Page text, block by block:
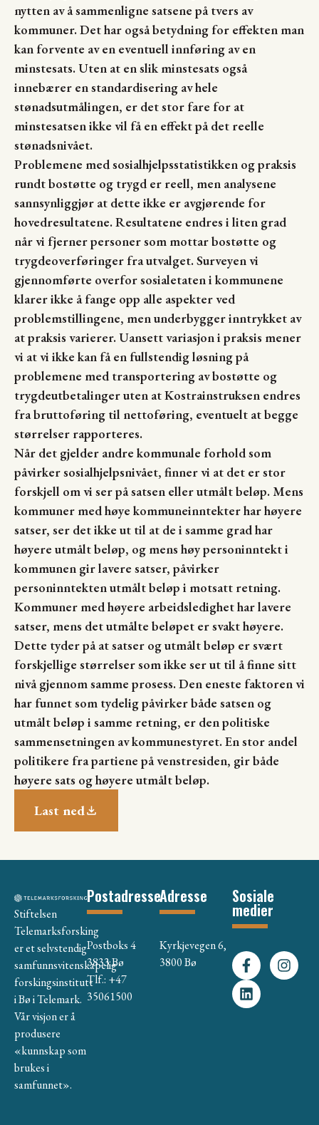
nytten av å sammenligne satsene på tvers av
kommuner. Det har også betydning for effekten man
kan forvente av en eventuell innføring av en
minstesats. Uten at en slik minstesats også
innebærer en standardisering av hele
stønadsutmålingen, er det stor fare for at
minstesatsen ikke vil få en effekt på det reelle
stønadsnivået.
Problemene med sosialhjelpsstatistikken og praksis
rundt bostøtte og trygd er reell, men analysene
sannsynliggjør at dette ikke er avgjørende for
hovedresultatene. Resultatene endres i liten grad
når vi fjerner personer som mottar bostøtte og
trygdeoverføringer fra utvalget. Surveyen vi
gjennomførte overfor sosialetaten i kommunene
klarer ikke å fange opp alle aspekter ved
problemstillingene, men underbygger inntrykket av
at praksis varierer. Uansett variasjon i praksis mener
vi at vi ikke kan få en fullstendig løsning på
problemene med transportering av bostøtte og
trygdeutbetalinger uten at Kostrainstruksen endres
fra bruttoføring til nettoføring, eventuelt at begge
størrelser rapporteres.
Når det gjelder andre kommunale forhold som
påvirker sosialhjelpsnivået, finner vi at det er stor
forskjell om vi ser på satsen eller utmålt beløp. Mens
kommuner med høye kommuneinntekter har høyere
satser, ser det ikke ut til at de i samme grad har
høyere utmålt beløp, og mens høy personinntekt i
kommunen gir lavere satser, påvirker
personinntekten utmålt beløp i motsatt retning.
Kommuner med høyere arbeidsledighet har lavere
satser, mens det utmålte beløpet er svakt høyere.
Dette tyder på at satser og utmålt beløp er svært
forskjellige størrelser som ikke ser ut til å finne sitt
nivå gjennom samme prosess. Den eneste faktoren vi
har funnet som tydelig påvirker både satsen og
utmålt beløp i samme retning, er den politiske
sammensetningen av kommunestyret. En stor andel
politikere fra partiene på venstresiden, gir både
høyere sats og høyere utmålt beløp.
Last ned
Stiftelsen
Telemarksforsking
er et selvstendig
samfunnsvitenskapelig
forskingsinstitutt
i Bø i Telemark.
Vår visjon er å
produsere
«kunnskap som
brukes i
samfunnet».
Postadresse
Postboks 4
3833 Bø
Tlf.: +47
35061500
Adresse
Kyrkjevegen 6,
3800 Bø
Sosiale
medier